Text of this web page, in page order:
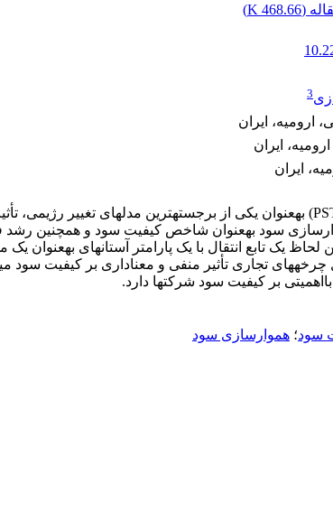
(
468.66 K
)
3
ارومیه، ایران
ایران
ایران
سود؛ هموارسازی سود